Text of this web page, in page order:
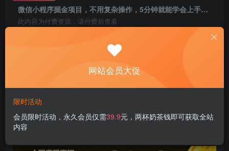
微信小程序掘金项目，不用复杂操作，5分钟就能学会上手操作，日入几张【揭秘】
此内容为付费资源，请付费后查看
￥4
微信小程序掘金项目，不用复杂操作，5分钟就能学会上手操
作，日入几张【揭秘】
网站会员大促
限时活动
会员限时活动，永久会员仅需39.9元，两杯奶茶钱即可获取全站
内容